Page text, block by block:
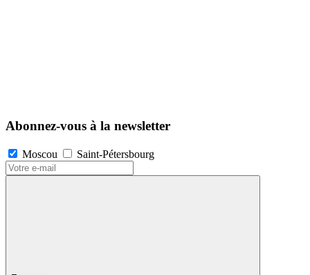
Abonnez-vous à la newsletter
Moscou Saint-Pétersbourg